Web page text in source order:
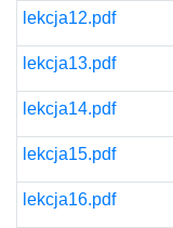
lekcja12.pdf
lekcja13.pdf
lekcja14.pdf
lekcja15.pdf
lekcja16.pdf